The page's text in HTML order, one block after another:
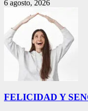
6 agosto, 2026
FELICIDAD Y